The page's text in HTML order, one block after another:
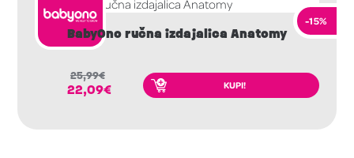
-15%
BabyOno ručna izdajalica Anatomy
25,99€
22,09€ KUPI!